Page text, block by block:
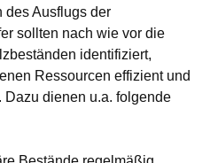
des Ausflugs der
sollten nach wie vor die
identifiziert,
Ressourcen effizient und
dienen u.a. folgende